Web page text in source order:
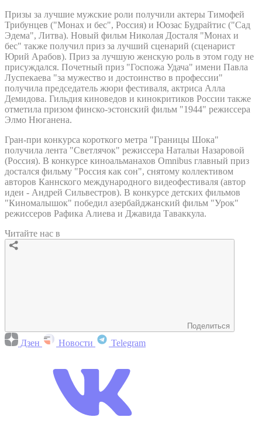
Призы за лучшие мужские роли получили актеры Тимофей
Трибунцев ("Монах и бес", Россия) и Юозас Будрайтис ("Сад
Эдема", Литва). Новый фильм Николая Досталя "Монах и
бес" также получил приз за лучший сценарий (сценарист
Юрий Арабов). Приз за лучшую женскую роль в этом году не
присуждался. Почетный приз "Госпожа Удача" имени Павла
Луспекаева "за мужество и достоинство в профессии"
получила председатель жюри фестиваля, актриса Алла
Демидова. Гильдия киноведов и кинокритиков России также
отметила призом финско-эстонский фильм "1944" режиссера
Элмо Нюганена.
Гран-при конкурса короткого метра "Границы Шока"
получила лента "Светлячок" режиссера Натальи Назаровой
(Россия). В конкурсе киноальманахов Omnibus главный приз
достался фильму "Россия как сон", снятому коллективом
авторов Каннского международного видеофестиваля (автор
идеи - Андрей Сильвестров). В конкурсе детских фильмов
"Киномалышок" победил азербайджанский фильм "Урок"
режиссеров Рафика Алиева и Джавида Таваккула.
Читайте нас в
Поделиться
Дзен Новости Telegram